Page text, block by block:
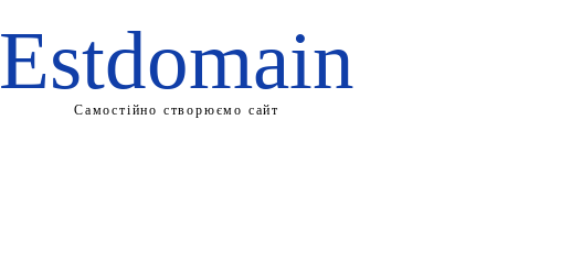
Estdomain
Самостійно створюємо сайт